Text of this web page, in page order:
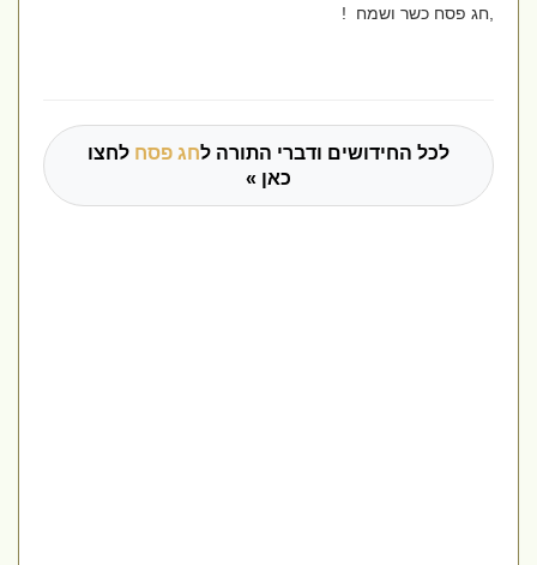
,חג פסח כשר ושמח !
לכל החידושים ודברי התורה לחג פסחלחצו
כאן »